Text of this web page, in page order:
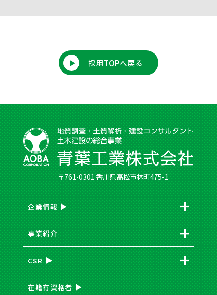
採用TOPへ戻る
〒761-0301 香川県高松市林町475-1
企業情報
事業紹介
CSR
在籍有資格者